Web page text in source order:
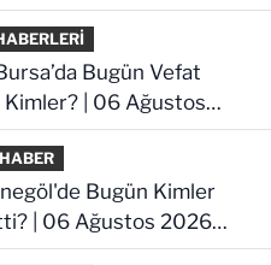
Kimler? | 06 Ağustos
| 06 Ağustos 2026